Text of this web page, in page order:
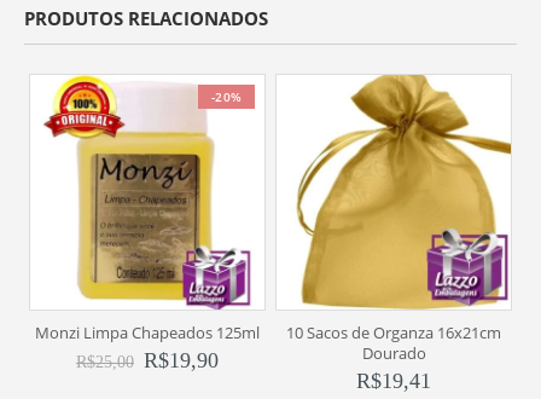
PRODUTOS RELACIONADOS
-20%
Monzi Limpa Chapeados 125ml
R$25,00 R$19,90
10 Sacos de Organza 16x21cm
Dourado
R$19,41